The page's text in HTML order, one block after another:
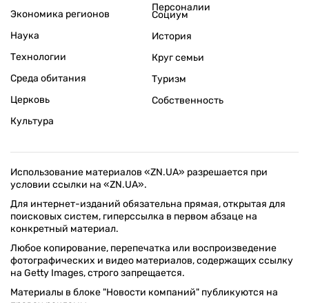
Экономика регионов
Персоналии
Наука
Технологии
Среда обитания
Церковь
Культура
Социум
История
Круг семьи
Туризм
Собственность
Использование материалов «ZN.UA» разрешается при
условии ссылки на «ZN.UA».
Для интернет-изданий обязательна прямая, открытая для
поисковых систем, гиперссылка в первом абзаце на
конкретный материал.
Любое копирование, перепечатка или воспроизведение
фотографических и видео материалов, содержащих ссылку
на Getty Images, строго запрещается.
Материалы в блоке "Новости компаний" публикуются на